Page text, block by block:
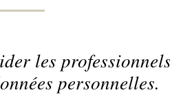
les
personnelles.